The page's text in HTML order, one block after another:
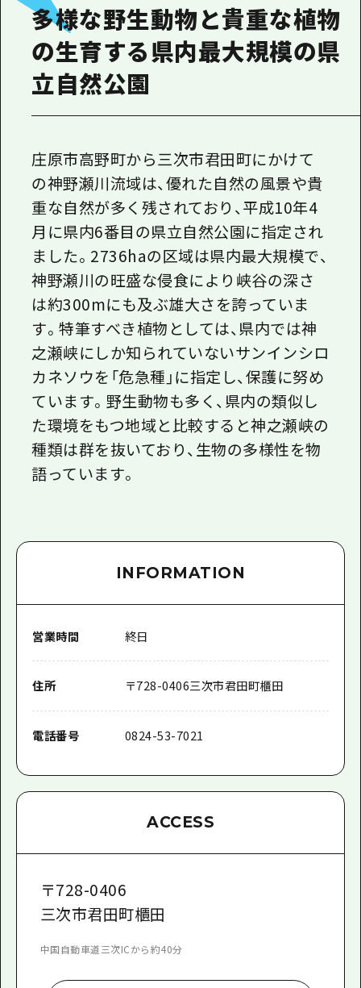
ガイドブック
広島県の魅力を動画でご紹介！
よくあるご質問
フォトダウンロード
関連リンク
多様な野生動物と貴重な植物
の生育する県内最大規模の県
立自然公園
庄原市高野町から三次市君田町にかけて
の神野瀬川流域は、優れた自然の風景や貴
重な自然が多く残されており、平成10年4
月に県内6番目の県立自然公園に指定され
ました。2736haの区域は県内最大規模で、
神野瀬川の旺盛な侵食により峡谷の深さ
は約300mにも及ぶ雄大さを誇っていま
す。特筆すべき植物としては、県内では神
之瀬峡にしか知られていないサンインシロ
カネソウを「危急種」に指定し、保護に努め
ています。野生動物も多く、県内の類似し
た環境をもつ地域と比較すると神之瀬峡の
種類は群を抜いており、生物の多様性を物
語っています。
INFORMATION
営業時間 終日
住所 〒728-0406三次市君田町櫃田
電話番号 0824-53-7021
ACCESS
〒728-0406
三次市君田町櫃田
中国自動車道三次ICから約40分